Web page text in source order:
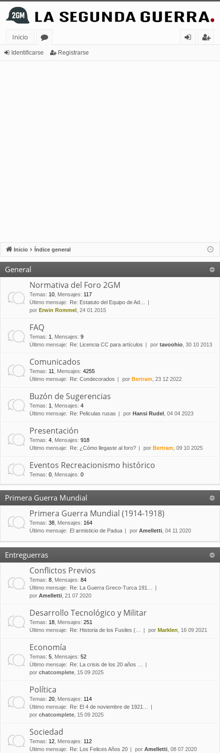
Inicio
or
Identificarse Registrarse
Inicio Índice general
General
Normativa del Foro 2GM
Temas: 10 Mensajes: 117
Último mensaje:
Re: Estatuto del Equipo de Ad…
por Erwin Rommel , 24 01 2015
FAQ
Temas: 1 Mensajes: 9
Último mensaje:
Re: Licencia CC para artículos por tavoohio , 30 10 2013
Comunicados
Temas: 11 Mensajes: 4255
Último mensaje:
Re: Condecorados por Bertram , 23 12 2022
Buzón de Sugerencias
Temas: 1 Mensajes: 4
Último mensaje:
Re: Peliculas rusas por Hansi Rudel , 04 04 2023
Presentación
Temas: 4 Mensajes: 918
Último mensaje:
Re: ¿Cómo llegaste al foro? por Bertram , 09 10 2025
Eventos Recreacionismo histórico
Temas: 0 Mensajes: 0
Primera Guerra Mundial
Primera Guerra Mundial (1914-1918)
Temas: 38 Mensajes: 164
Último mensaje:
El armisticio de Padua por Amelletti , 04 11 2020
Entreguerras
Conflictos Previos
Temas: 8 Mensajes: 84
Último mensaje:
Re: La Guerra Greco-Turca 191…
por Amelletti , 21 07 2020
Desarrollo Tecnológico y Militar
Temas: 18 Mensajes: 251
Último mensaje:
Re: Historia de los Fusiles (… por Marklen , 16 09 2021
Economía
Temas: 5 Mensajes: 52
Último mensaje:
Re: La crisis de los 20 años …
por chatcomplete , 15 09 2025
Política
Temas: 20 Mensajes: 114
Último mensaje:
Re: El 4 de noviembre de 1921…
por chatcomplete , 15 09 2025
Sociedad
Temas: 12 Mensajes: 112
Último mensaje:
Re: Los Felices Años 20 por Amelletti , 08 07 2020